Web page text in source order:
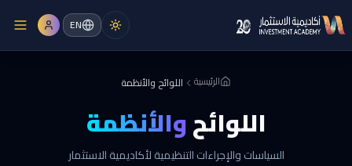
EN
الرئيسية اللوائح والأنظمة
اللوائحوالأنظمة
السياسات والإجراءات التنظيمية لأكاديمية الاستثمار